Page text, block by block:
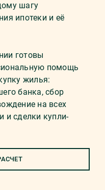
шагу
ипотеки и её
готовы
помощь
жилья:
банка, сбор
на всех
и сделки купли-